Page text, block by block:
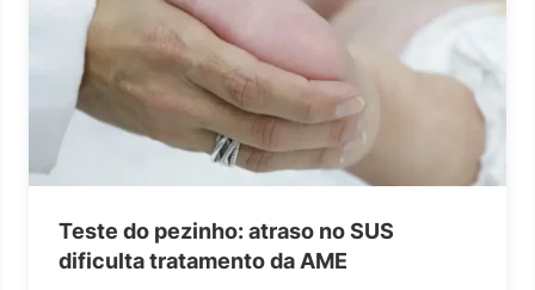
Teste do pezinho: atraso no SUS
dificulta tratamento da AME